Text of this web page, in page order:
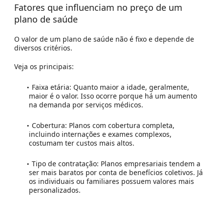
Fatores que influenciam no preço de um
plano de saúde
O valor de um plano de saúde não é fixo e depende de
diversos critérios.
Veja os principais:
Faixa etária: Quanto maior a idade, geralmente,
maior é o valor. Isso ocorre porque há um aumento
na demanda por serviços médicos.
Cobertura: Planos com cobertura completa,
incluindo internações e exames complexos,
costumam ter custos mais altos.
Tipo de contratação: Planos empresariais tendem a
ser mais baratos por conta de benefícios coletivos. Já
os individuais ou familiares possuem valores mais
personalizados.